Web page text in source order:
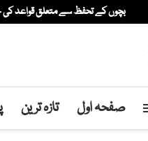
بچوں کے تحفظ سے متعلق قواعد کی خلاف ورزی، عدالت
صفحہ اول تازہ ترین